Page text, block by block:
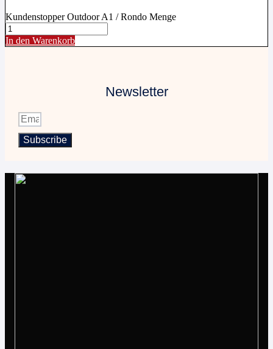
Kundenstopper Outdoor A1 / Rondo Menge
In den Warenkorb
Newsletter
Subscribe